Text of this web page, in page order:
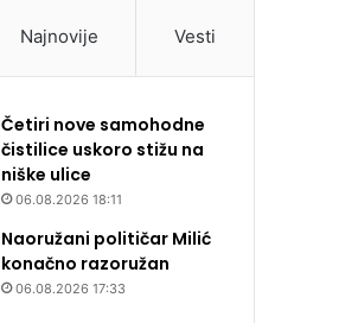
Najnovije Vesti
Četiri nove samohodne
čistilice uskoro stižu na
niške ulice
06.08.2026 18:11
Naoružani političar Milić
konačno razoružan
06.08.2026 17:33